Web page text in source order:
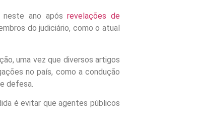
neste ano apósrevelações de
do judiciário, como o atual
uma vez que diversos artigos
no país, como a condução
defesa.
é evitar que agentes públicos